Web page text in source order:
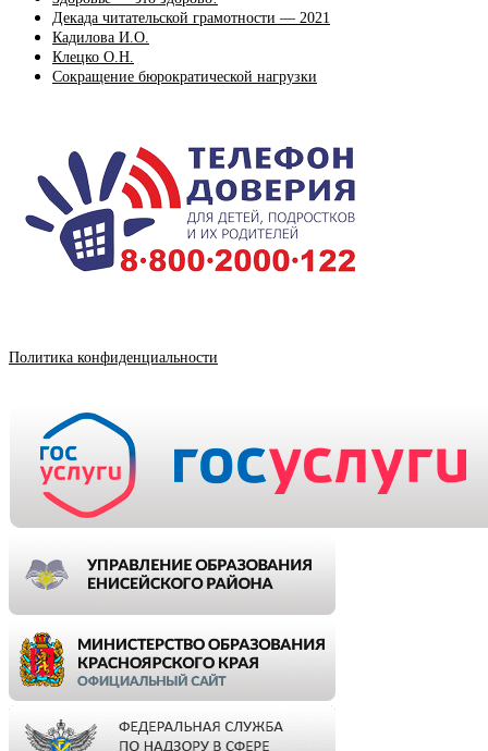
Декада читательской грамотности — 2021
Кадилова И.О.
Клецко О.Н.
Сокращение бюрократической нагрузки
Политика конфиденциальности